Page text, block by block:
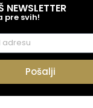
NEWSLETTER
pre svih!
Pošalji